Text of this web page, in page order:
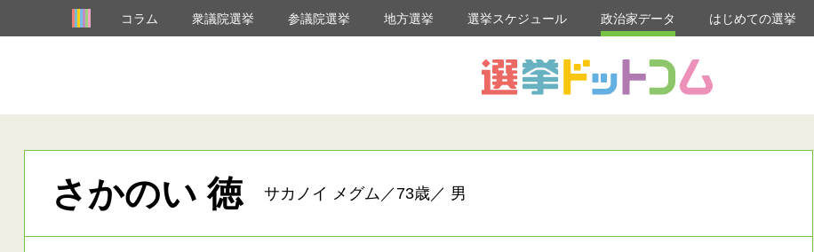
コラム 衆議院選挙 参議院選挙 地方選挙 選挙スケジュール 政治家データ はじめての選挙
さかのい 徳 サカノイ メグム／73歳／ 男